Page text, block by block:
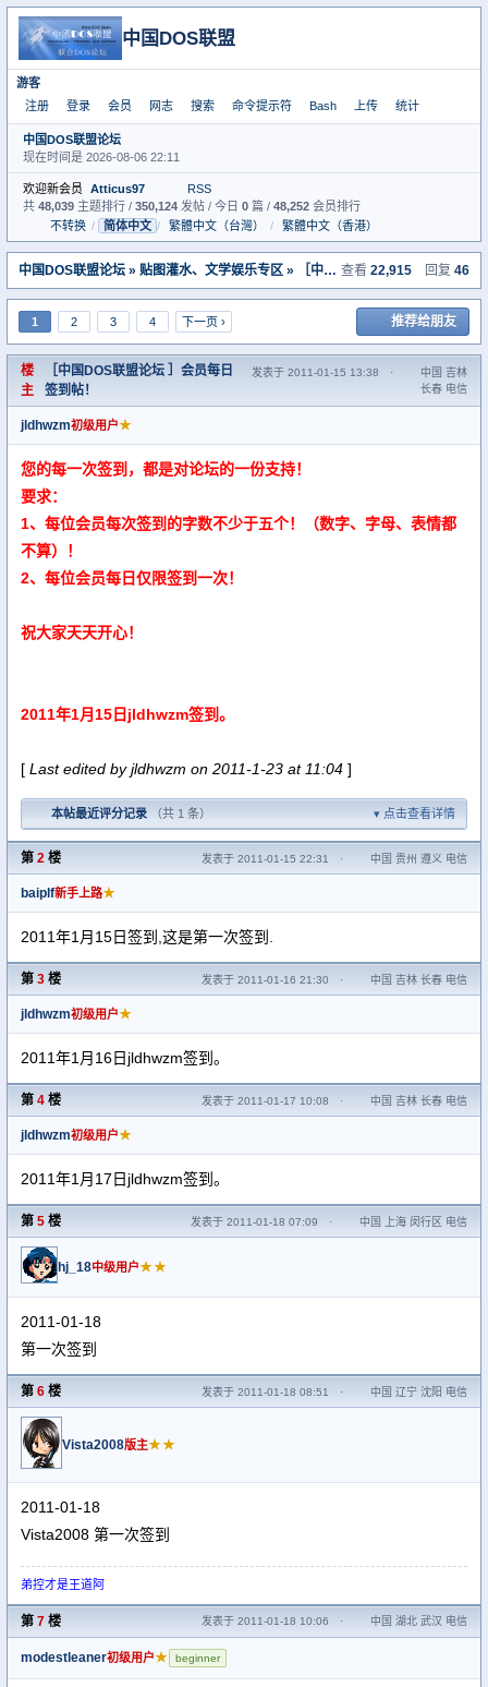
中国DOS联盟
游客
注册
登录 会员 网志 搜索 命令提示符 Bash 上传 统计
中国DOS联盟论坛
现在时间是 2026-08-06 22:11
欢迎新会员 Atticus97
RSS
共 48,039 主题排行 / 350,124 发帖 / 今日 0 篇 / 48,252 会员排行
不转换 / 简体中文 / 繁體中文（台灣） / 繁體中文（香港）
中国DOS联盟论坛 » 贴图灌水、文学娱乐专区 » ［中国DOS联盟论坛 ］会员每日签到帖！ 查看 22,915 回复 46
1 2 3 4 下一页 › 推荐给朋友
楼
主
［中国DOS联盟论坛 ］会员每日
签到帖！
发表于 2011-01-15 13:38 ·
中国 吉林
长春 电信
jldhwzm初级用户★
您的每一次签到，都是对论坛的一份支持！
要求：
1、每位会员每次签到的字数不少于五个！（数字、字母、表情都
不算）！
2、每位会员每日仅限签到一次！
祝大家天天开心！
2011年1月15日jldhwzm签到。
[ Last edited by jldhwzm on 2011-1-23 at 11:04 ]
本帖最近评分记录 （共 1 条） 点击查看详情
第 2 楼 发表于 2011-01-15 22:31 · 中国 贵州 遵义 电信
baiplf新手上路★
2011年1月15日签到,这是第一次签到.
第 3 楼 发表于 2011-01-16 21:30 · 中国 吉林 长春 电信
jldhwzm初级用户★
2011年1月16日jldhwzm签到。
第 4 楼 发表于 2011-01-17 10:08 · 中国 吉林 长春 电信
jldhwzm初级用户★
2011年1月17日jldhwzm签到。
第 5 楼 发表于 2011-01-18 07:09 · 中国 上海 闵行区 电信
hj_18中级用户★★
2011-01-18
第一次签到
第 6 楼 发表于 2011-01-18 08:51 · 中国 辽宁 沈阳 电信
Vista2008版主★★
2011-01-18
Vista2008 第一次签到
弟控才是王道阿
第 7 楼 发表于 2011-01-18 10:06 · 中国 湖北 武汉 电信
modestleaner初级用户★ beginner